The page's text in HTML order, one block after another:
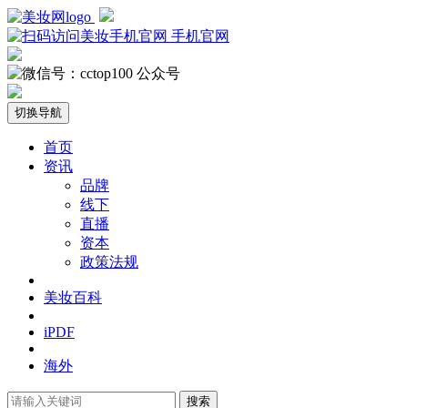
手机官网
公众号
切换导航
首页
资讯
品牌
线下
直播
资本
政策法规
美妆百科
iPDF
海外
搜索